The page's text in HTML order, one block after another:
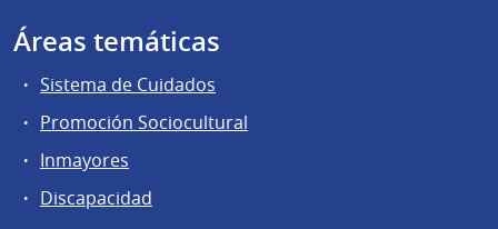
Áreas temáticas
Sistema de Cuidados
Promoción Sociocultural
Inmayores
Discapacidad